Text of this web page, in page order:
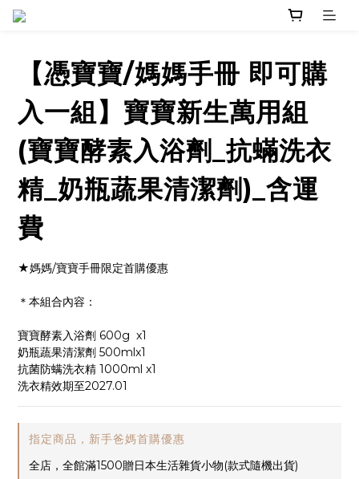
【憑寶寶/媽媽手冊 即可購
入一組】寶寶新生萬用組
(寶寶酵素入浴劑_抗蟎洗衣
精_奶瓶蔬果清潔劑)_含運
費
★媽媽/寶寶手冊限定首購優惠
＊本組合內容：
寶寶酵素入浴劑 600g  x1
奶瓶蔬果清潔劑 500mlx1
抗菌防螨洗衣精 1000ml x1
洗衣精效期至2027.01
指定商品，新手爸媽首購優惠
全店，全館滿1500贈日本生活雜貨小物(款式隨機出貨)